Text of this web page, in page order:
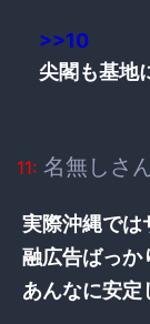
>>10
尖閣も基地
11: 名無しさ
実際沖縄では
融広告ばっか
あんなに安定